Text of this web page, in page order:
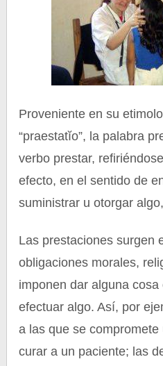
Proveniente en su
“praestatĭo”, la palabra
verbo prestar,
efecto, en el sentido de
suministrar u otorgar
Las prestaciones surgen
obligaciones morales,
imponen dar alguna
efectuar algo. Así, por
a las que se
curar a un paciente; las